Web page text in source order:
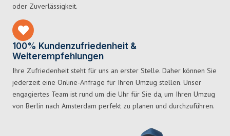
oder Zuverlässigkeit.
100% Kundenzufriedenheit &
Weiterempfehlungen
Ihre Zufriedenheit steht für uns an erster Stelle. Daher können Sie
jederzeit eine Online-Anfrage für Ihren Umzug stellen. Unser
engagiertes Team ist rund um die Uhr für Sie da, um Ihren Umzug
von Berlin nach Amsterdam perfekt zu planen und durchzuführen.